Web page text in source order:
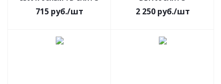
715 руб./шт 2 250руб./шт